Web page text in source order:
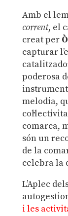
Amb el
corrent, el
creat per
capturar
poderosa
melodia,
comarca,
són un
de la
celebra la
L’Aplec
i les